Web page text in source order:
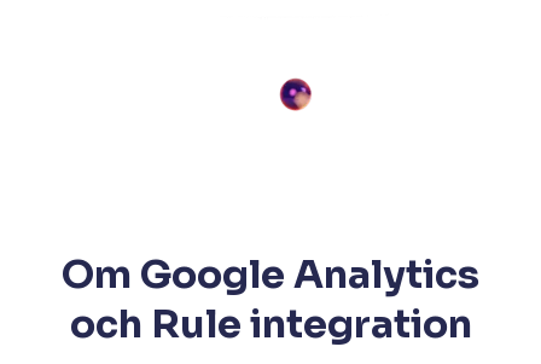
Om Google Analytics
och Rule integration